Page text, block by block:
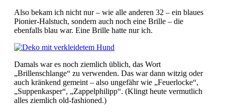
Also bekam ich nicht nur – wie alle anderen 32 – ein blaues
Pionier-Halstuch, sondern auch noch eine Brille – die
ebenfalls blau war. Eine Brille hatte nur ich.
Damals war es noch ziemlich üblich, das Wort
„Brillenschlange“ zu verwenden. Das war dann witzig oder
auch kränkend gemeint – also ungefähr wie „Feuerlocke“,
„Suppenkasper“, „Zappelphilipp“. (Klingt heute vermutlich
alles ziemlich old-fashioned.)